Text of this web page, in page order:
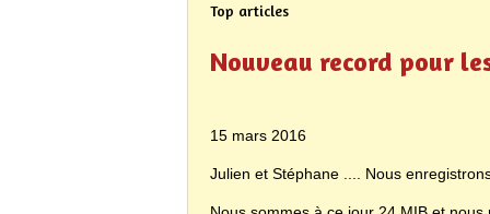
Top articles
Nouveau record pour
15 mars 2016
Julien et Stéphane .... Nous